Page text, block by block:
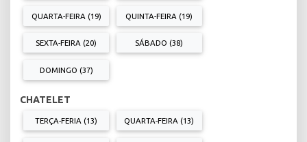
QUARTA-FEIRA (19) QUINTA-FEIRA (19)
SEXTA-FEIRA (20) SÁBADO (38)
DOMINGO (37)
CHATELET
TERÇA-FERIA (13) QUARTA-FEIRA (13)